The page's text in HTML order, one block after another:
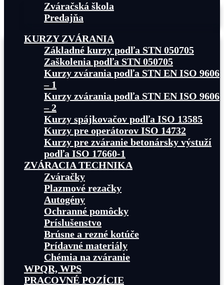
Zváračská škola
Predajňa
KURZY ZVÁRANIA
Základné kurzy podľa STN 050705
Zaškolenia podľa STN 050705
Kurzy zvárania podľa STN EN ISO 9606
– 1
Kurzy zvárania podľa STN EN ISO 9606
– 2
Kurzy spájkovačov podľa ISO 13585
Kurzy pre operátorov ISO 14732
Kurzy pre zváranie betonársky výstuží
podľa ISO 17660-1
ZVÁRACIA TECHNIKA
Zváračky
Plazmové rezačky
Autogény
Ochranné pomôcky
Príslušenstvo
Brúsne a rezné kotúče
Prídavné materiály
Chémia na zváranie
WPQR, WPS
PRACOVNÉ POZÍCIE